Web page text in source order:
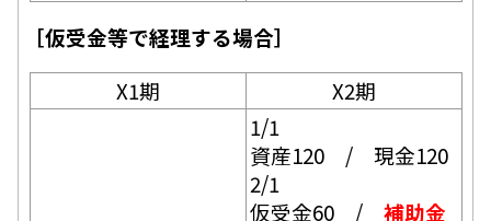
［仮受金等で経理する場合］
X1期
X2期
1/1
資産120 / 現金120
2/1
仮受金60 / 補助金